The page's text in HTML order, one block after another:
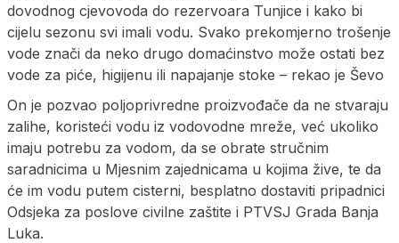
dovodnog cjevovoda do rezervoara Tunjice i kako bi
cijelu sezonu svi imali vodu. Svako prekomjerno trošenje
vode znači da neko drugo domaćinstvo može ostati bez
vode za piće, higijenu ili napajanje stoke – rekao je Ševo
On je pozvao poljoprivredne proizvođače da ne stvaraju
zalihe, koristeći vodu iz vodovodne mreže, već ukoliko
imaju potrebu za vodom, da se obrate stručnim
saradnicima u Mjesnim zajednicama u kojima žive, te da
će im vodu putem cisterni, besplatno dostaviti pripadnici
Odsjeka za poslove civilne zaštite i PTVSJ Grada Banja
Luka.